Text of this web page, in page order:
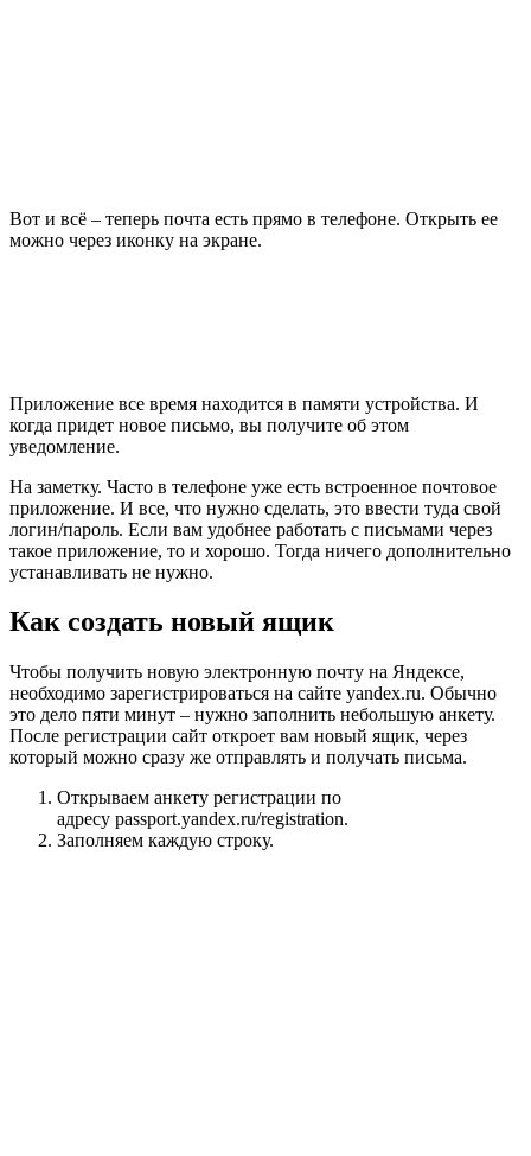
Вот и всё – теперь почта есть прямо в телефоне. Открыть ее
можно через иконку на экране.
Приложение все время находится в памяти устройства. И
когда придет новое письмо, вы получите об этом
уведомление.
На заметку. Часто в телефоне уже есть встроенное почтовое
приложение. И все, что нужно сделать, это ввести туда свой
логин/пароль. Если вам удобнее работать с письмами через
такое приложение, то и хорошо. Тогда ничего дополнительно
устанавливать не нужно.
Как создать новый ящик
Чтобы получить новую электронную почту на Яндексе,
необходимо зарегистрироваться на сайте yandex.ru. Обычно
это дело пяти минут – нужно заполнить небольшую анкету.
После регистрации сайт откроет вам новый ящик, через
который можно сразу же отправлять и получать письма.
Открываем анкету регистрации по
адресу passport.yandex.ru/registration.
Заполняем каждую строку.